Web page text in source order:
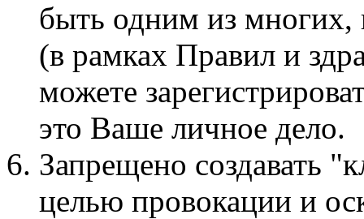
быть одним из многих,
(в рамках Правил и
можете
это Ваше личное дело.
Запрещено создавать
целью провокации и